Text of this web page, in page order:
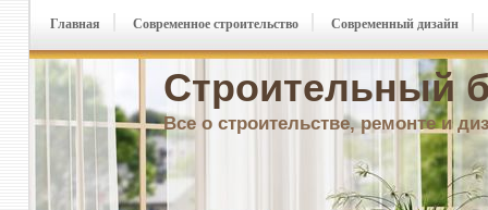
Строительный
Все о строительстве, ремонте и
Главная Современное строительство Современный дизайн